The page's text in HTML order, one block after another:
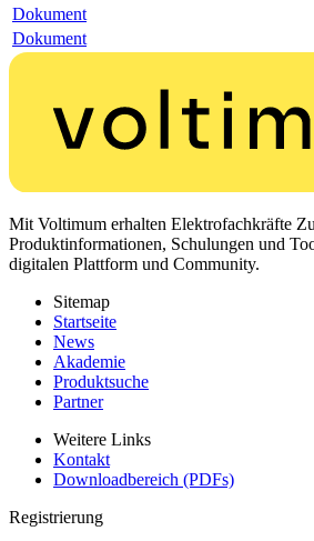
Dokument
Dokument
Mit Voltimum erhalten Elektrofachkräfte
Produktinformationen, Schulungen und
digitalen Plattform und Community.
Sitemap
Startseite
News
Akademie
Produktsuche
Partner
Weitere Links
Kontakt
Downloadbereich (PDFs)
Registrierung